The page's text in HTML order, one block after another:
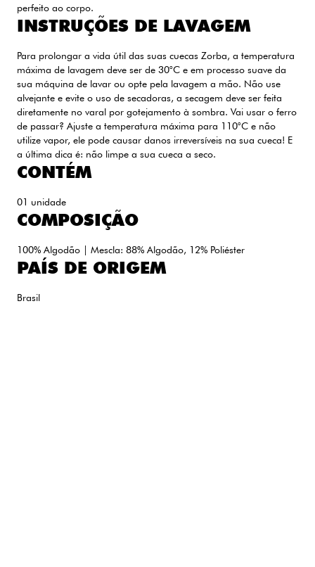
perfeito ao corpo.
INSTRUÇÕES DE LAVAGEM
Para prolongar a vida útil das suas cuecas Zorba, a temperatura
máxima de lavagem deve ser de 30°C e em processo suave da
sua máquina de lavar ou opte pela lavagem a mão. Não use
alvejante e evite o uso de secadoras, a secagem deve ser feita
diretamente no varal por gotejamento à sombra. Vai usar o ferro
de passar? Ajuste a temperatura máxima para 110°C e não
utilize vapor, ele pode causar danos irreversíveis na sua cueca! E
a última dica é: não limpe a sua cueca a seco.
CONTÉM
01 unidade
COMPOSIÇÃO
100% Algodão | Mescla: 88% Algodão, 12% Poliéster
PAÍS DE ORIGEM
Brasil